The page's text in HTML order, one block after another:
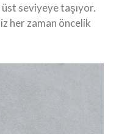
seviyeye taşıyor.
her zaman öncelik